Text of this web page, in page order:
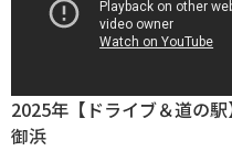
2025年【ドライブ＆道の
御浜